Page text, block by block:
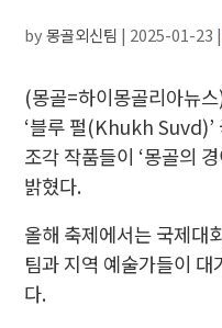
by몽골외신팀 | 2025-01-23
(몽골=하이몽골리아뉴
‘블루 펄(Khukh Suvd)’
조각 작품들이 ‘몽골의
밝혔다.
올해 축제에서는 국제대
팀과 지역 예술가들이
다.